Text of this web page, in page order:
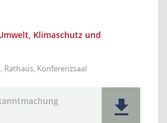
Klimaschutz und
Konferenzsaal